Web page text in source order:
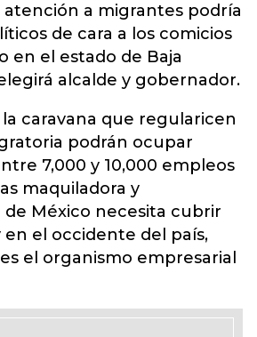
atención a migrantes podría
de cara a los comicios
en el estado de Baja
alcalde y gobernador.
caravana que regularicen
podrán ocupar
7,000 y 10,000 empleos
maquiladora y
México necesita cubrir
el occidente del país,
el organismo empresarial